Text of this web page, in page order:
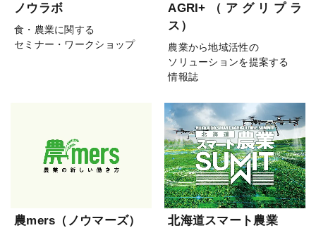
ノウラボ
食・農業に関する
セミナー・ワークショップ
AGRI+（アグリプラ
ス）
農業から地域活性の
ソリューションを提案する
情報誌
農mers（ノウマーズ）
北海道スマート農業